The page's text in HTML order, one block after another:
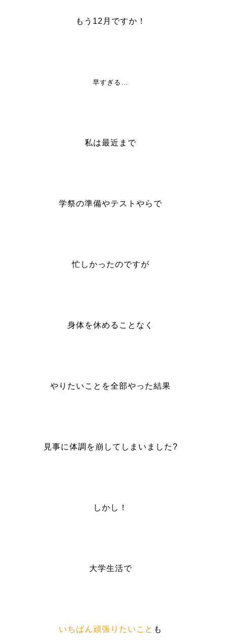
もう12月ですか！
早すぎる…
私は最近まで
学祭の準備やテストやらで
忙しかったのですが
身体を休めることなく
やりたいことを全部やった結果
見事に体調を崩してしまいました?
しかし！
大学生活で
いちばん頑張りたいこと も